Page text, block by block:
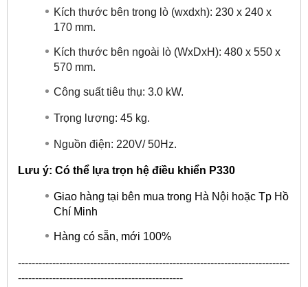
Kích thước bên trong lò (wxdxh): 230 x 240 x
170 mm.
Kích thước bên ngoài lò (WxDxH): 480 x 550 x
570 mm.
Công suất tiêu thụ: 3.0 kW.
Trọng lượng: 45 kg.
Nguồn điện: 220V/ 50Hz.
Lưu ý: Có thể lựa trọn hệ điều khiển P330
Giao hàng tại bên mua trong Hà Nội hoặc Tp Hồ
Chí Minh
Hàng có sẵn, mới 100%
-------------------------------------------------------------------------------
------------------------------------------------